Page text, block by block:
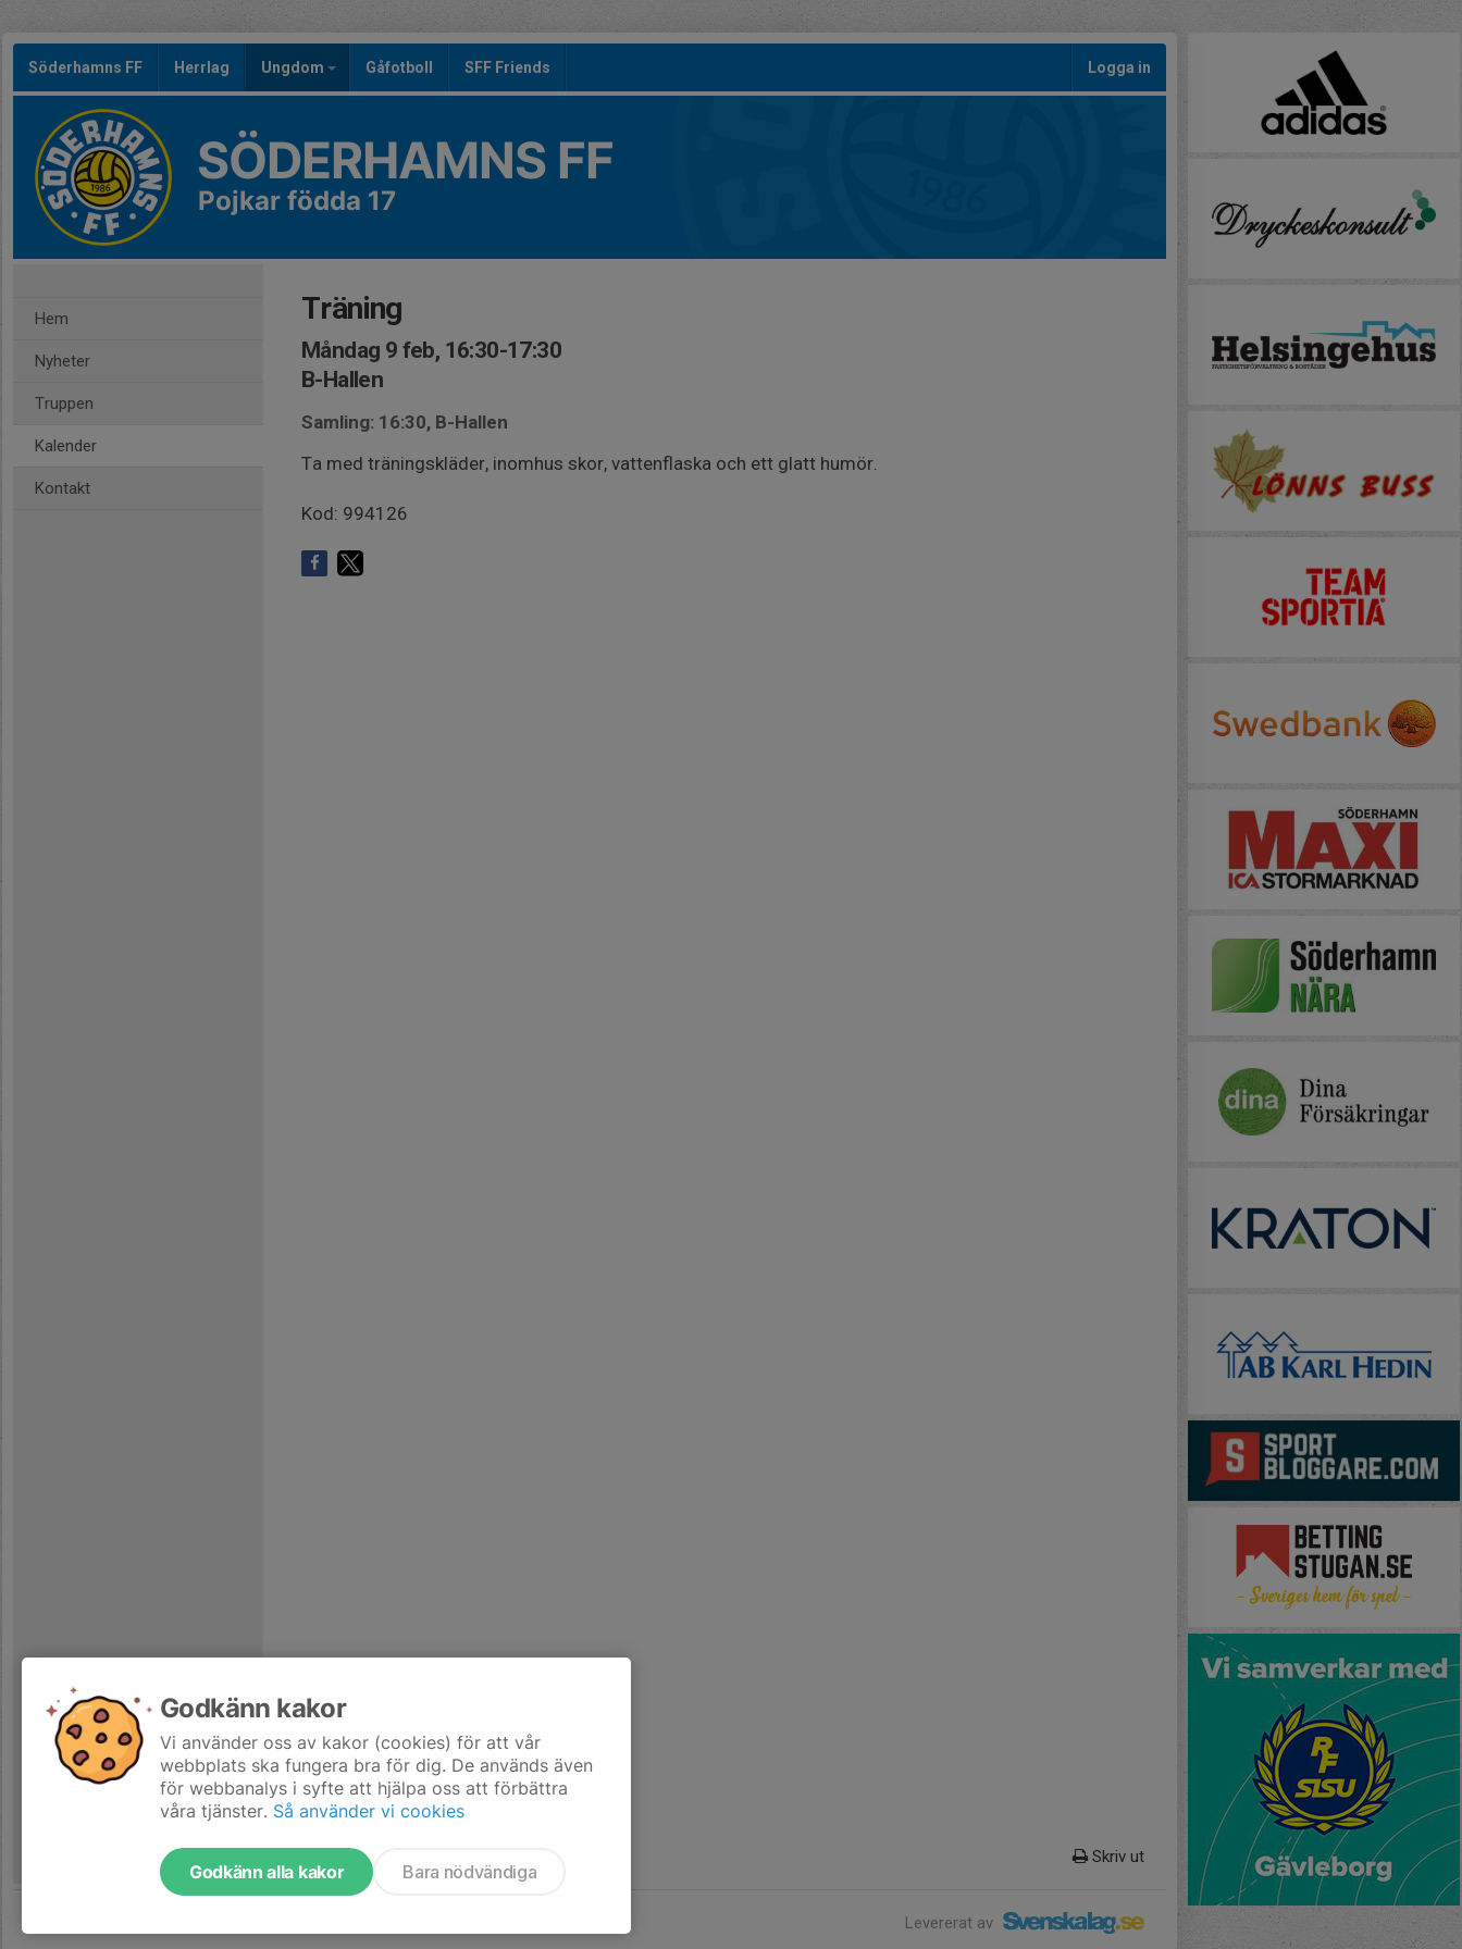
Söderhamns FF Herrlag Ungdom Gåfotboll SFF Friends Logga in
SÖDERHAMNS FF
Pojkar födda 17
Hem
Nyheter
Truppen
Kalender
Kontakt
Träning
Måndag 9 feb, 16:30-17:30
B-Hallen
Samling: 16:30, B-Hallen
Ta med träningskläder, inomhus skor, vattenflaska och ett glatt humör.
Kod: 994126
Skriv ut
Levererat av
Godkänn kakor
Vi använder oss av kakor (cookies) för att vår
webbplats ska fungera bra för dig. De används även
för webbanalys i syfte att hjälpa oss att förbättra
våra tjänster. Så använder vi cookies
Godkänn alla kakor Bara nödvändiga